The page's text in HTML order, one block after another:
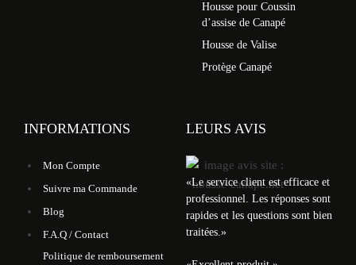
Housse pour Coussin
d’assise de Canapé
Housse de Valise
Protège Canapé
INFORMATIONS
Mon Compte
Suivre ma Commande
Blog
F.A.Q / Contact
Politique de remboursement
LEURS AVIS
«Le service client est efficace et
professionnel. Les réponses sont
rapides et les questions sont bien
traitées.»